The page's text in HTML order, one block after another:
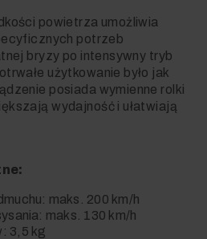
powietrza umożliwia
potrzeb
bryzy po intensywny tryb
użytkowanie było jak
posiada wymienne rolki
wydajność i ułatwiają
maks. 200 km/h
maks. 130 km/h
3,5 kg